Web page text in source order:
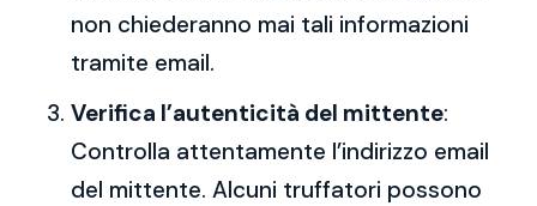
non chiederanno mai tali informazioni
tramite email.
Verifica l’autenticità del mittente:
Controlla attentamente l’indirizzo email
del mittente. Alcuni truffatori possono